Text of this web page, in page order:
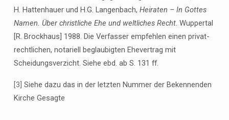
H. Hattenhauer und H.G. Langenbach, Heiraten – In Gottes
Namen. Über christliche Ehe und weltliches Recht. Wuppertal
[R. Brockhaus] 1988. Die Verfasser empfehlen einen privat-
rechtlichen, notariell beglaubigten Ehevertrag mit
Scheidungsverzicht. Siehe ebd. ab S. 131 ff.
[3] Siehe dazu das in der letzten Nummer der Bekennenden
Kirche Gesagte